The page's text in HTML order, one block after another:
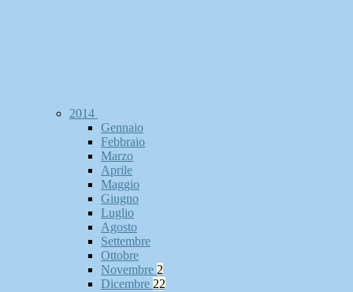
2014
Gennaio
Febbraio
Marzo
Aprile
Maggio
Giugno
Luglio
Agosto
Settembre
Ottobre
Novembre 2
Dicembre 22